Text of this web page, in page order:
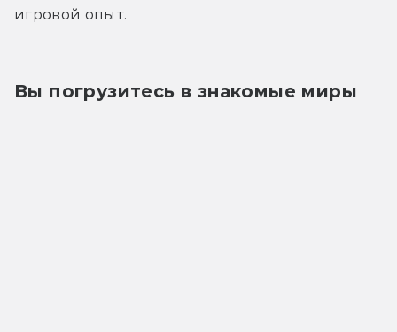
игровой опыт.
Вы погрузитесь в знакомые миры